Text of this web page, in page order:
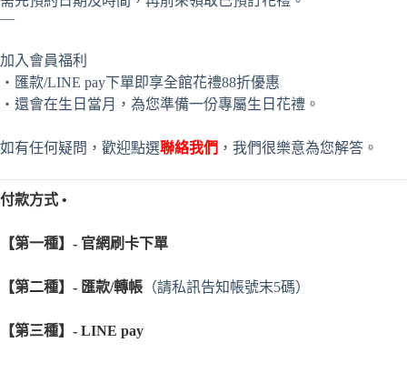
—
加入會員福利
・匯款/LINE pay下單即享全館花禮88折優惠
・還會在生日當月，為您準備一份專屬生日花禮。
如有任何疑問，歡迎點選聯絡我們 ，我們很樂意為您解答。
付款方式 •
【第一種】- 官網刷卡下單
【第二種】- 匯款/轉帳 （請私訊告知帳號末5碼）
【第三種】- LINE pay